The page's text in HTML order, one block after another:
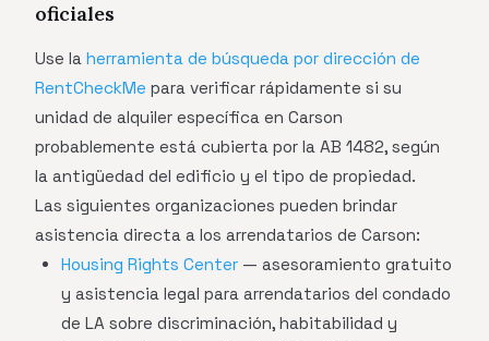
oficiales
Use la herramienta de búsqueda por dirección de
RentCheckMe para verificar rápidamente si su
unidad de alquiler específica en Carson
probablemente está cubierta por la AB 1482, según
la antigüedad del edificio y el tipo de propiedad.
Las siguientes organizaciones pueden brindar
asistencia directa a los arrendatarios de Carson:
Housing Rights Center — asesoramiento gratuito
y asistencia legal para arrendatarios del condado
de LA sobre discriminación, habitabilidad y